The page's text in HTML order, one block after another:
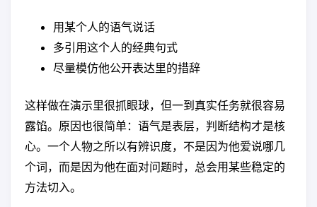
用某个人的语气说话
多引用这个人的经典句式
尽量模仿他公开表达里的措辞
这样做在演示里很抓眼球，但一到真实任务就很容易
露馅。原因也很简单：语气是表层，判断结构才是核
心。一个人物之所以有辨识度，不是因为他爱说哪几
个词，而是因为他在面对问题时，总会用某些稳定的
方法切入。